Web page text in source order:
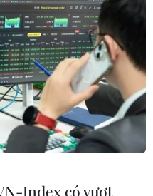
Mỹ có
Nam-
Index có vượt